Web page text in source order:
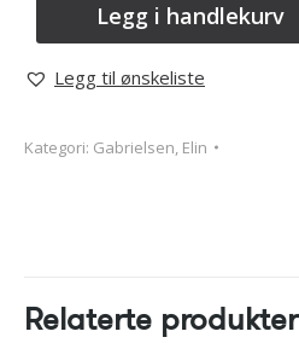
Legg i handlekurv
Legg til ønskeliste
Kategori: Gabrielsen, Elin
Relaterte produkter